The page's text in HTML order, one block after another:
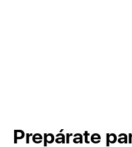
Prepárate